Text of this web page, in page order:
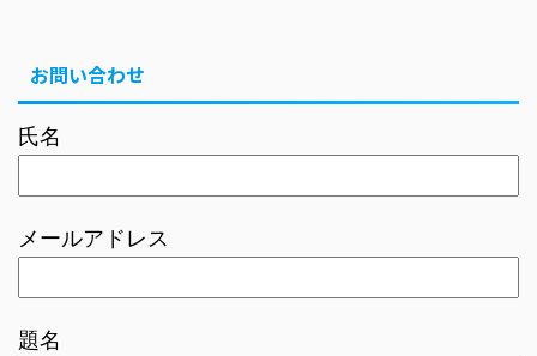
お問い合わせ
氏名
メールアドレス
題名